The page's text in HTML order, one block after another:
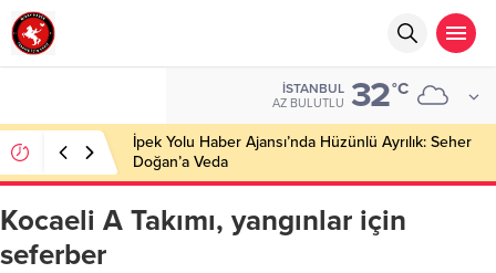
İSTANBUL
AZ BULUTLU 32°C
İpek Yolu Haber Ajansı’nda Hüzünlü Ayrılık: Seher
Doğan’a Veda
Kocaeli A Takımı, yangınlar için
seferber